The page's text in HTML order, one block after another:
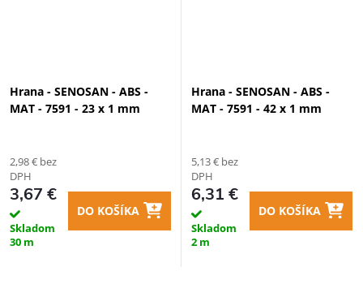
Hrana - SENOSAN - ABS -
MAT - 7591 - 23 x 1 mm
2,98 € bez
DPH
3,67 €
Skladom
30 m
DO KOŠÍKA
Hrana - SENOSAN - ABS -
MAT - 7591 - 42 x 1 mm
5,13 € bez
DPH
6,31 €
Skladom
2 m
DO KOŠÍKA